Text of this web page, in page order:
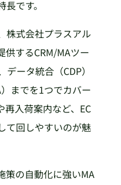
です。
株式会社プラスアル
供するCRM/MAツー
ータ統合（CDP）
までを1つでカバー
再入荷案内など、EC
て回しやすいのが魅
策の自動化に強いMA